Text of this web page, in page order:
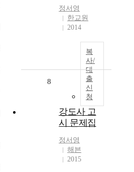
정서영
한교원
2014
복
사/
대
출
신
청
8
강도사 고
시 문제집
정서영
해븐
2015